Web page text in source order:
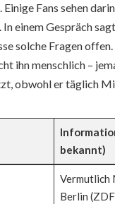
Fans sehen
In einem Gespräch
solche Fragen
ihn menschlich –
obwohl er täglich
bekannt)
Vermutlich
Berlin